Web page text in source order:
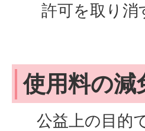
許可を取り消
使用料の減
公益上の目的